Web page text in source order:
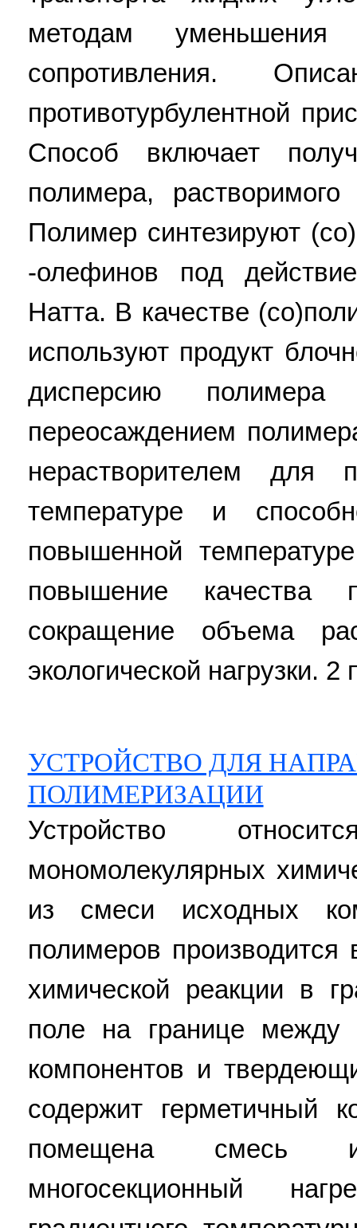
методам уменьшения
сопротивления.
противотурбулентной
Способ включает
полимера,
Полимер синтезируют
-олефинов под
Натта. В качестве
используют продукт
дисперсию полимера
переосаждением
нерастворителем для
температуре и
повышенной
повышение качества
сокращение объема
экологической нагрузки. 2
УСТРОЙСТВО ДЛЯ
ПОЛИМЕРИЗАЦИИ
Устройство
мономолекулярных
из смеси исходных
полимеров производится
химической реакции в
поле на границе между
компонентов и
содержит герметичный
помещена смесь
многосекционный